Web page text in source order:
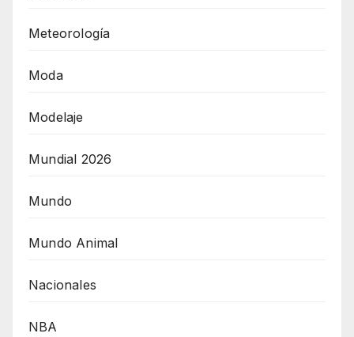
Meteorología
Moda
Modelaje
Mundial 2026
Mundo
Mundo Animal
Nacionales
NBA